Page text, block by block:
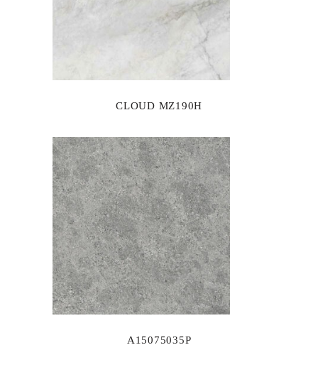
CLOUD MZ190H
A15075035P